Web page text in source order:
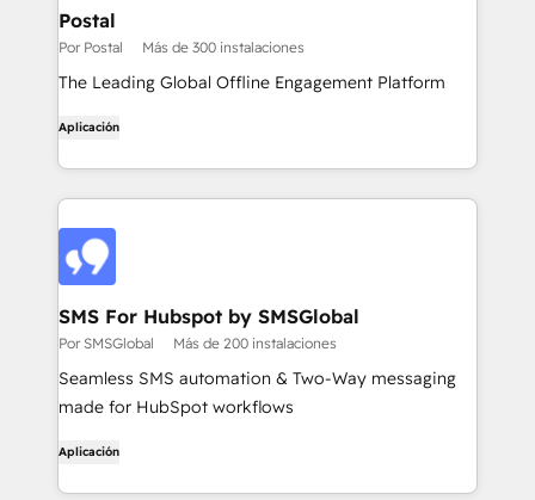
Postal
Por Postal Más de 300 instalaciones
The Leading Global Offline Engagement Platform
Aplicación
SMS For Hubspot by SMSGlobal
Por SMSGlobal Más de 200 instalaciones
Seamless SMS automation & Two-Way messaging
made for HubSpot workflows
Aplicación